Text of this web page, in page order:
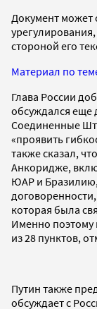
Документ может
стороной его
Материал по
Глава России
обсуждался еще
Соединенные
«проявить
также сказал,
Анкоридже,
ЮАР и
которая была
Именно поэтому
из 28 пунктов,
Путин также
обсуждает с